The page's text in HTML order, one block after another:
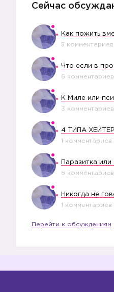
Сейчас
5 комментариев
6 комментариев
К Миле или
3 комментариев
4 ТИПА
1 комментариев
6 комментариев
1 комментариев
Перейти к обсуждениям